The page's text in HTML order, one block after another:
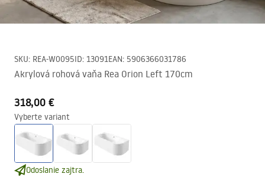
SKU: REA-W0095ID: 13091EAN: 5906366031786
Akrylová rohová vaňa Rea Orion Left 170cm
318,00 €
Vyberte variant
Odoslanie zajtra.